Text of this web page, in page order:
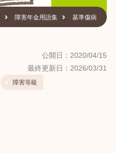
障害年金用語集 基準傷病
公開日：2020/04/15
最終更新日：2026/03/31
障害等級